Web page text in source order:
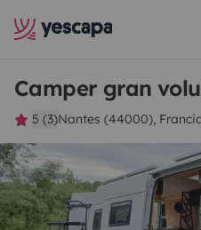
Camper gran
5 (3)Nantes (44000),